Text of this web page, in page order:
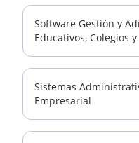
Software Gestión y
Educativos, Colegios
Sistemas
Empresarial